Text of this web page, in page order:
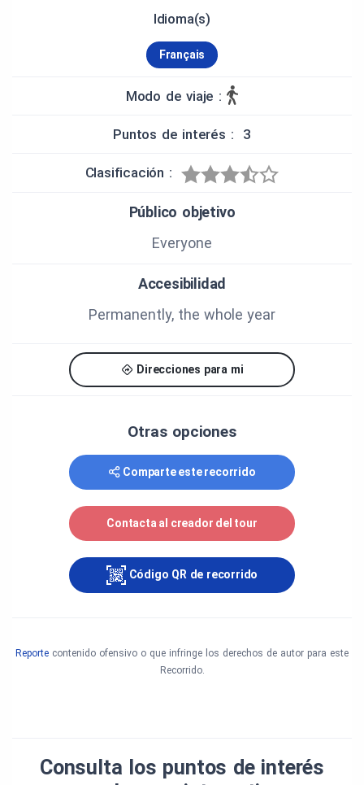
Idioma(s)
Français
Modo de viaje :
Puntos de interés : 3
Clasificación :
Público objetivo
Everyone
Accesibilidad
Permanently, the whole year
Direcciones para mi
Otras opciones
Comparte este recorrido
Contacta al creador del tour
Código QR de recorrido
Reporte contenido ofensivo o que infringe los derechos de autor para este
Recorrido.
Consulta los puntos de interés